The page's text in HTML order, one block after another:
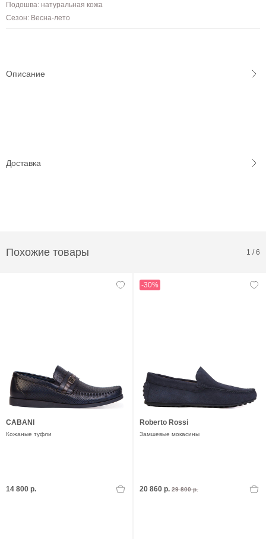
Подошва: натуральная кожа
Сезон: Весна-лето
Описание
Доставка
Похожие товары 1 /6
CABANI
Кожаные туфли
14 800 р.
-30%
Roberto Rossi
Замшевые мокасины
20 860 р. 29 800 р.